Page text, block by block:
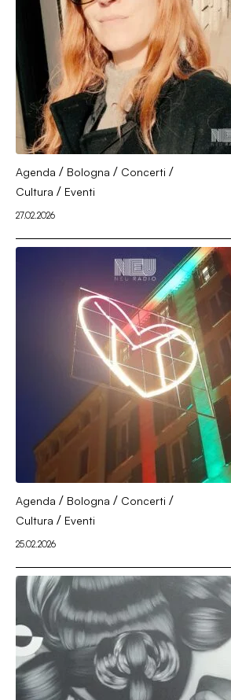
Agenda / Bologna / Concerti /
Cultura / Eventi
27.02.2026
Agenda / Bologna / Concerti /
Cultura / Eventi
25.02.2026